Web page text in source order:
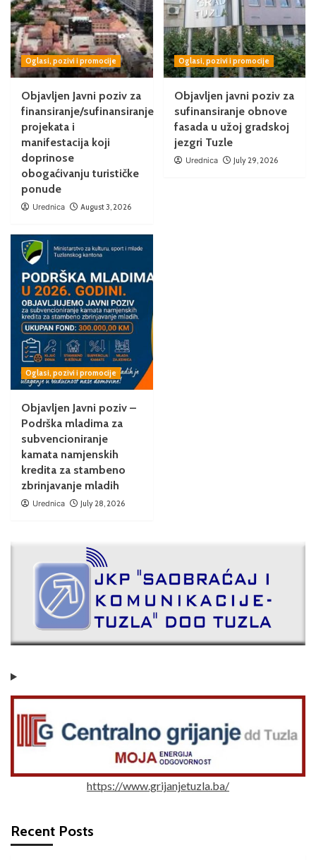
Oglasi, pozivi i promocije
Objavljen Javni poziv za
finansiranje/sufinansiranje
projekata i
manifestacija koji
doprinose
obogaćivanju turističke
ponude
Urednica August 3, 2026
Oglasi, pozivi i promocije
Objavljen javni poziv za
sufinansiranje obnove
fasada u užoj gradskoj
jezgri Tuzle
Urednica July 29, 2026
Oglasi, pozivi i promocije
Objavljen Javni poziv –
Podrška mladima za
subvencioniranje
kamata namjenskih
kredita za stambeno
zbrinjavanje mladih
Urednica July 28, 2026
https://www.grijanjetuzla.ba/
Recent Posts